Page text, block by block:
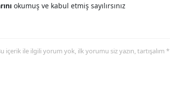
okumuş ve kabul etmiş sayılırsınız
içerik ile ilgili yorum yok, ilk yorumu siz yazın, tartışalım *